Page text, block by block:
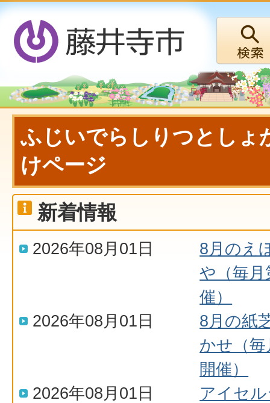
ふじいでらしりつとし
けページ
新着情報
2026年08月01日
8月のえ
や（毎月
催）
2026年08月01日
8月の紙
かせ（
開催）
2026年08月01日
アイセ